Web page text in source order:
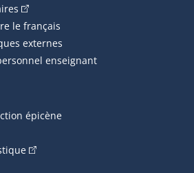
(Cet hyperlien externe s'ouvrira
le français
externes
enseignant
épicène
(Cet hyperlien externe s'ouvrira